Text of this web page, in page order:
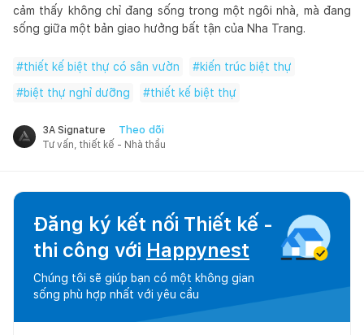
cảm thấy không chỉ đang sống trong một ngôi nhà, mà đang
sống giữa một bản giao hưởng bất tận của Nha Trang.
#thiết kế biệt thự có sân vườn #kiến trúc biệt thự
#biệt thự nghỉ dưỡng #thiết kế biệt thự
3A Signature Theo dõi
Tư vấn, thiết kế - Nhà thầu
Đăng ký kết nối Thiết kế -
thi công với Happynest
Chúng tôi sẽ giúp bạn có một không gian
sống phù hợp nhất với yêu cầu